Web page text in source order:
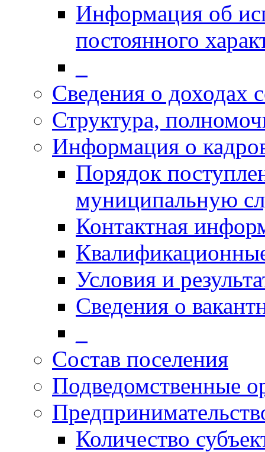
Информация об
постоянного
Сведения о доходах
Структура,
Информация о
Порядок
муниципальную
Контактная
Условия и
Сведения о
Состав поселения
Подведомственные
Количество